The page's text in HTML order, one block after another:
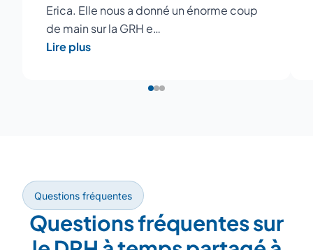
Erica. Elle nous a donné un énorme coup
de main sur la GRH e…
Lire plus
Questions fréquentes
Questions fréquentes sur